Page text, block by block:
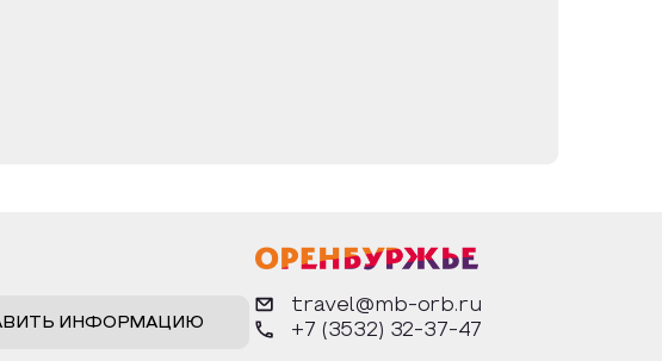
ИНФОРМАЦИЮ
travel@mb-orb.ru
+7 (3532) 32-37-47